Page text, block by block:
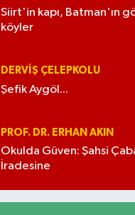
Siirt'in kapı, Batman'ın
köyler
DERVIŞ ÇELEPKOLU
Şefik Aygöl...
PROF. DR. ERHAN AKIN
Okulda Güven: Şahsi
İradesine